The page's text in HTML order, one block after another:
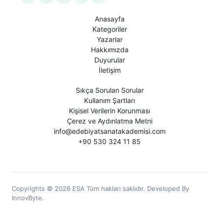
Anasayfa
Kategoriler
Yazarlar
Hakkımızda
Duyurular
İletişim
Sıkça Sorulan Sorular
Kullanım Şartları
Kişisel Verilerin Korunması
Çerez ve Aydınlatma Metni
info@edebiyatsanatakademisi.com
+90 530 324 11 85
Copyrights © 2026 ESA Tüm hakları saklıdır. Developed By
InnovByte.